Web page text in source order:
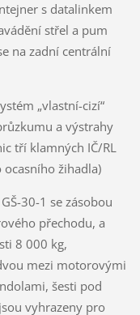
s datalinkem
střel a pum
na zadní centrální
„vlastní-cizí“
a výstrahy
tří klamných IČ/RL
ocasního žihadla)
30-1 se zásobou
přechodu, a
8 000 kg,
mezi motorovými
šesti pod
vyhrazeny pro